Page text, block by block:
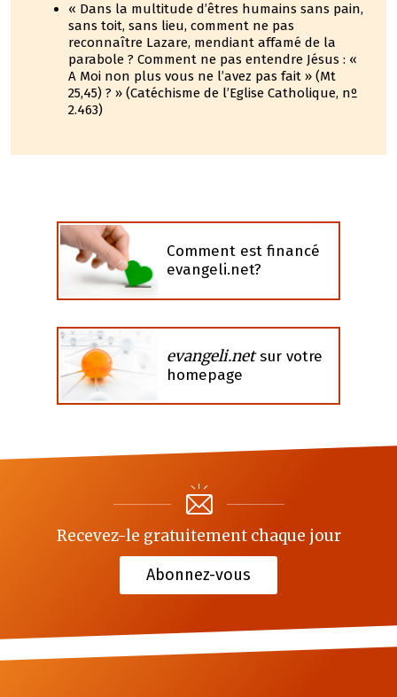
« Dans la multitude d’êtres humains sans pain,
sans toit, sans lieu, comment ne pas
reconnaître Lazare, mendiant affamé de la
parabole ? Comment ne pas entendre Jésus : «
A Moi non plus vous ne l’avez pas fait » (Mt
25,45) ? » (Catéchisme de l’Eglise Catholique, nº
2.463)
Comment est financé
evangeli.net?
evangeli.netsur votre
homepage
Recevez-le gratuitement chaque jour
Abonnez-vous